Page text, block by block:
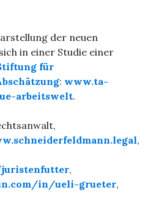
der neuen
in einer Studie einer
für
: www.ta-
arbeitswelt.
,
,
in/ueli-grueter,